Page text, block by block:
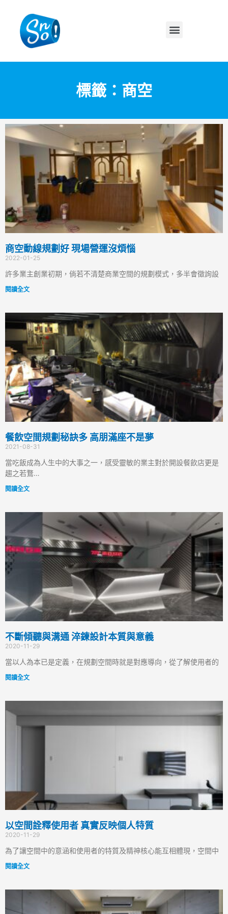
標籤：商空
商空動線規劃好 現場營運沒煩惱
2022-01-25
許多業主創業初期，倘若不清楚商業空間的規劃模式，多半會徵詢設
閱讀全文
餐飲空間規劃秘訣多 高朋滿座不是夢
2021-08-31
當吃飯成為人生中的大事之一，感受靈敏的業主對於開設餐飲店更是
趨之若鶩…
閱讀全文
不斷傾聽與溝通 淬鍊設計本質與意義
2020-11-29
當以人為本已是定義，在規劃空間時就是對應導向，從了解使用者的
閱讀全文
以空間詮釋使用者 真實反映個人特質
2020-11-29
為了讓空間中的意涵和使用者的特質及精神核心能互相體現，空間中
閱讀全文